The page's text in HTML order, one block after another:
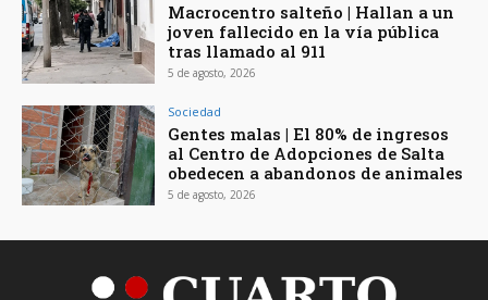
Macrocentro salteño | Hallan a un
joven fallecido en la vía pública
tras llamado al 911
5 de agosto, 2026
Sociedad
Gentes malas | El 80% de ingresos
al Centro de Adopciones de Salta
obedecen a abandonos de animales
5 de agosto, 2026